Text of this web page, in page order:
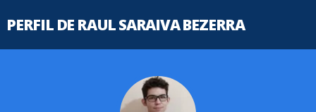
PERFIL DE RAUL SARAIVA BEZERRA